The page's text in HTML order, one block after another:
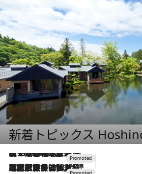
新着トピックス
2026.8.7
【トンボの足水浴】ヒノキの香りに包まれて涼感マックス！約13℃の湧水かけ流しを避暑地「星野温泉 トンボの湯」で体験
2026.7.31
【ホテル帰省】という選択肢をOMOが提案。家族とほどよい距離を保つには「昼は実家、夜は気兼ねなくホテルで！」